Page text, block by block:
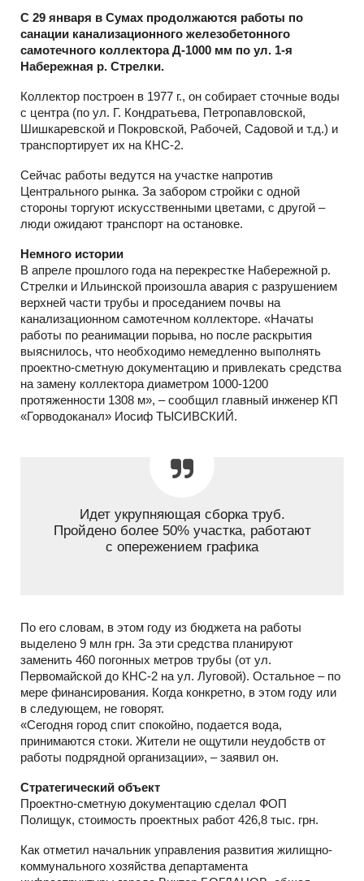
С 29 января в Сумах продолжаются работы по
санации канализационного железобетонного
самотечного коллектора Д-1000 мм по ул. 1-я
Набережная р. Стрелки.
Коллектор построен в 1977 г., он собирает сточные воды
с центра (по ул. Г. Кондратьева, Петропавловской,
Шишкаревской и Покровской, Рабочей, Садовой и т.д.) и
транспортирует их на КНС-2.
Сейчас работы ведутся на участке напротив
Центрального рынка. За забором стройки с одной
стороны торгуют искусственными цветами, с другой –
люди ожидают транспорт на остановке.
Немного истории
В апреле прошлого года на перекрестке Набережной р.
Стрелки и Ильинской произошла авария с разрушением
верхней части трубы и проседанием почвы на
канализационном самотечном коллекторе. «Начаты
работы по реанимации порыва, но после раскрытия
выяснилось, что необходимо немедленно выполнять
проектно-сметную документацию и привлекать средства
на замену коллектора диаметром 1000-1200
протяженности 1308 м», – сообщил главный инженер КП
«Горводоканал» Иосиф ТЫСИВСКИЙ.
Идет укрупняющая сборка труб.
Пройдено более 50% участка, работают
с опережением графика
По его словам, в этом году из бюджета на работы
выделено 9 млн грн. За эти средства планируют
заменить 460 погонных метров трубы (от ул.
Первомайской до КНС-2 на ул. Луговой). Остальное – по
мере финансирования. Когда конкретно, в этом году или
в следующем, не говорят.
«Сегодня город спит спокойно, подается вода,
принимаются стоки. Жители не ощутили неудобств от
работы подрядной организации», – заявил он.
Стратегический объект
Проектно-сметную документацию сделал ФОП
Полищук, стоимость проектных работ 426,8 тыс. грн.
Как отметил начальник управления развития жилищно-
коммунального хозяйства департамента